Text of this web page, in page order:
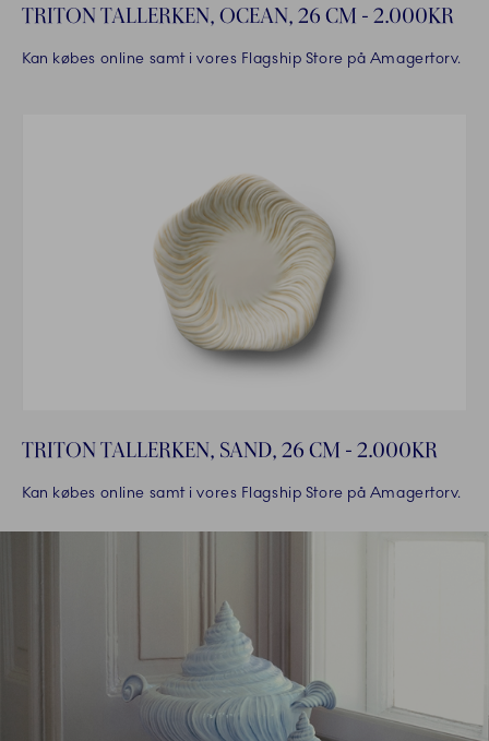
TRITON TALLERKEN, OCEAN, 26 CM - 2.000KR
Kan købes online samt i vores Flagship Store på Amagertorv.
TRITON TALLERKEN, SAND, 26 CM - 2.000KR
Kan købes online samt i vores Flagship Store på Amagertorv.